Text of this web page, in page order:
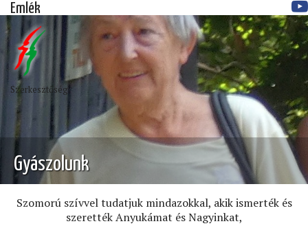
Emlék
Gyászolunk
Szerkesztőség
Szomorú szívvel tudatjuk mindazokkal, akik ismerték és
szerették Anyukámat és Nagyinkat,